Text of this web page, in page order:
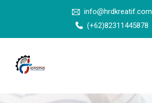
info@hrdkreatif.com
(+62)82311445878